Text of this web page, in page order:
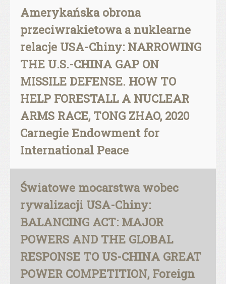
Amerykańska obrona
przeciwrakietowa a nuklearne
relacje USA-Chiny: NARROWING
THE U.S.-CHINA GAP ON
MISSILE DEFENSE. HOW TO
HELP FORESTALL A NUCLEAR
ARMS RACE, TONG ZHAO, 2020
Carnegie Endowment for
International Peace
Światowe mocarstwa wobec
rywalizacji USA-Chiny:
BALANCING ACT: MAJOR
POWERS AND THE GLOBAL
RESPONSE TO US-CHINA GREAT
POWER COMPETITION, Foreign